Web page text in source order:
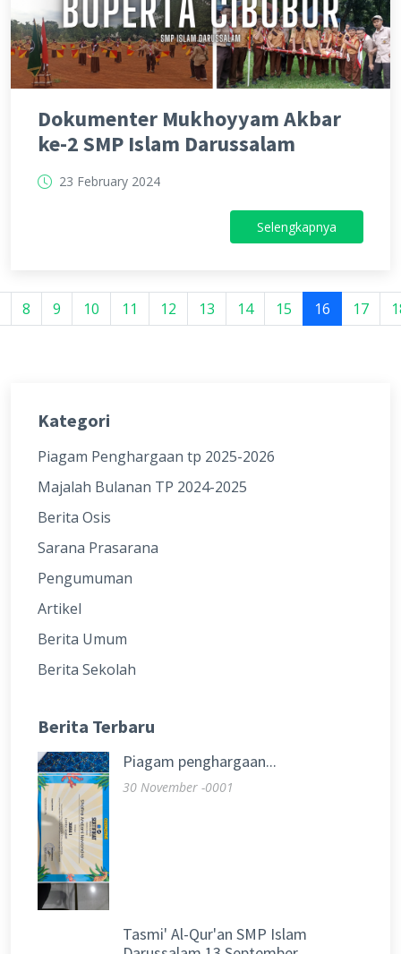
Dokumenter Mukhoyyam Akbar
ke-2 SMP Islam Darussalam
23 February 2024
Selengkapnya
8 9 10 11 12 13 14 15 16 17
Kategori
Piagam Penghargaan tp 2025-2026
Majalah Bulanan TP 2024-2025
Berita Osis
Sarana Prasarana
Pengumuman
Artikel
Berita Umum
Berita Sekolah
Berita Terbaru
Piagam penghargaan...
30 November -0001
Tasmi' Al-Qur'an SMP Islam